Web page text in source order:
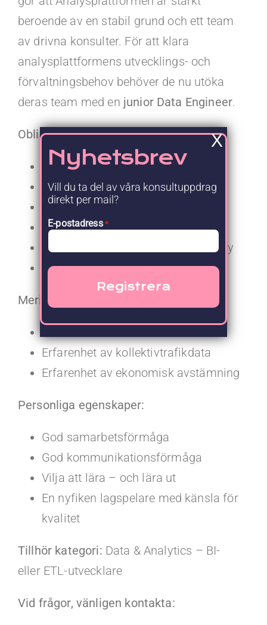
beroende av en stabil grund och ett team
av drivna konsulter. För att klara
analysplattformens utvecklings- och
förvaltningsbehov behöver de nu utöka
deras team med en junior Data Engineer.
Obligatoriska kvalifikationer:
Python, SQL
Datamodellering, ETL
Medallion architecture
Azure Cloud
Databricks, Delta Lake, Data Factory
Agil utveckling, Azure DevOps
Meriterande kvalifikationer:
Erfarenhet av kollektivtrafikdata
Erfarenhet av ekonomisk avstämning
Personliga egenskaper:
God samarbetsförmåga
God kommunikationsförmåga
Vilja att lära – och lära ut
En nyfiken lagspelare med känsla för
kvalitet
Tillhör kategori: Data & Analytics – BI-
eller ETL-utvecklare
Vid frågor, vänligen kontakta:
Nyhetsbrev
Vill du ta del av våra konsultuppdrag
direkt per mail?
E-postadress *
X